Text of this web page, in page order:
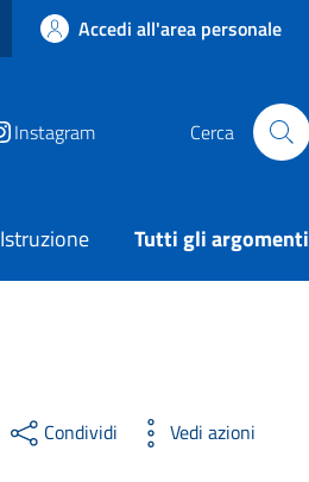
Accedi all'area personale
Instagram Cerca
Istruzione Tutti gli argomenti
Condividi Vedi azioni